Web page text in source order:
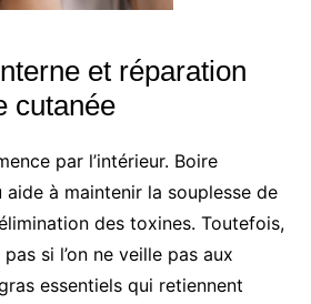
et réparation
cutanée
par l’intérieur. Boire
aide à maintenir la souplesse de
des toxines. Toutefois,
si l’on ne veille pas aux
essentiels qui retiennent